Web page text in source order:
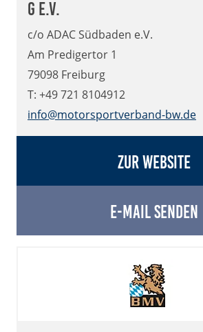
g e.V.
c/o ADAC Südbaden e.V.
Am Predigertor 1
79098 Freiburg
T: +49 721 8104912
info@motorsportverband-bw.de
Zur Website
E-Mail senden